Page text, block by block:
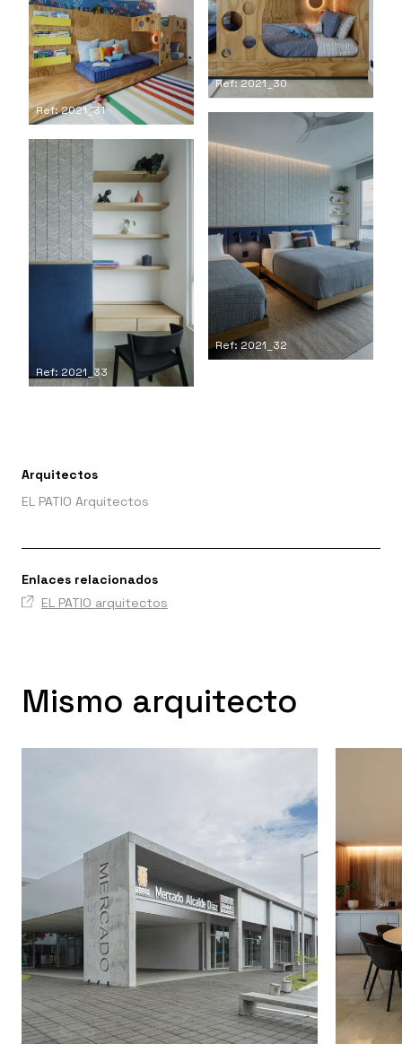
Ref: 2021_30
Ref: 2021_31
Ref: 2021_32
Ref: 2021_33
Arquitectos
EL PATIO Arquitectos
Enlaces relacionados
EL PATIO arquitectos
Mismo arquitecto